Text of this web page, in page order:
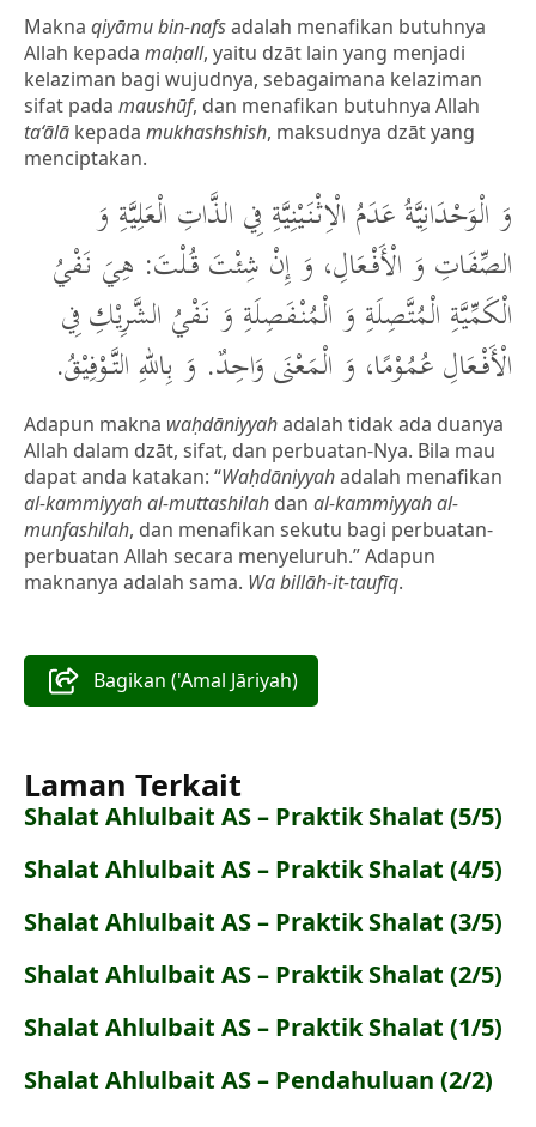
Makna qiyāmu bin-nafsadalah menafikan butuhnya
Allah kepada maḥall, yaitu dzāt lain yang menjadi
kelaziman bagi wujudnya, sebagaimana kelaziman
sifat pada maushūf, dan menafikan butuhnya Allah
ta‘ālā kepada mukhashshish, maksudnya dzāt yang
menciptakan.
وَ الْوَحْدَانِيَّةُ عَدَمُ الْاِثْنَيْنِيَّةِ فِي الذَّاتِ الْعَلِيَّةِ وَ
الصِّفَاتِ وَ الْأَفْعَالِ، وَ إِنْ شِئْتَ قُلْتَ: هِيَ نَفْيُ
الْكَمِّيَّةِ الْمُتَّصِلَةِ وَ الْمُنْفَصِلَةِ وَ نَفْيُ الشَّرِيْكِ فِي
الْأَفْعَالِ عُمُوْمًا، وَ الْمَعْنَى وَاحِدٌ. وَ بِاللهِ التَّوْفِيْقُ.
Adapun makna waḥdāniyyahadalah tidak ada duanya
Allah dalam dzāt, sifat, dan perbuatan-Nya. Bila mau
dapat anda katakan: “Waḥdāniyyahadalah menafikan
al-kammiyyah al-muttashilah dan al-kammiyyah al-
munfashilah, dan menafikan sekutu bagi perbuatan-
perbuatan Allah secara menyeluruh.” Adapun
maknanya adalah sama. Wa billāh-it-taufīq.
Bagikan ('Amal Jāriyah)
Laman Terkait
Shalat Ahlulbait AS – Praktik Shalat (5/5)
Shalat Ahlulbait AS – Praktik Shalat (4/5)
Shalat Ahlulbait AS – Praktik Shalat (3/5)
Shalat Ahlulbait AS – Praktik Shalat (2/5)
Shalat Ahlulbait AS – Praktik Shalat (1/5)
Shalat Ahlulbait AS – Pendahuluan (2/2)